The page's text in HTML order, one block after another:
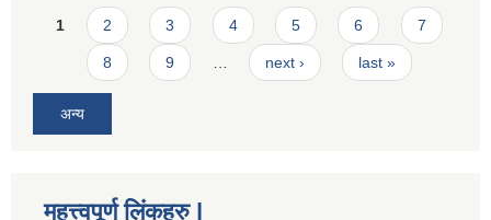
Pages
1 2 3 4 5 6 7
8 9 … next › last »
अन्य
महत्त्वपूर्ण लिंकहरु |